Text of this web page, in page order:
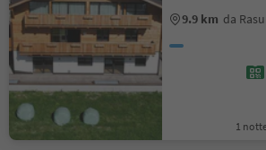
9.9 km da
1